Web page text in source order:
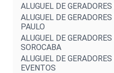
ALUGUEL DE
ALUGUEL DE
PAULO
ALUGUEL DE
SOROCABA
ALUGUEL DE
EVENTOS